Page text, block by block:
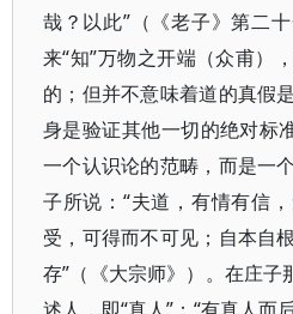
哉？以此”（《老子》第二
来“知”万物之开端（众甫）
的；但并不意味着道的真假
身是验证其他一切的绝对标
一个认识论的范畴，而是一
子所说：“夫道，有情有信
受，可得而不可见；自本自
存”（《大宗师》）。在庄子